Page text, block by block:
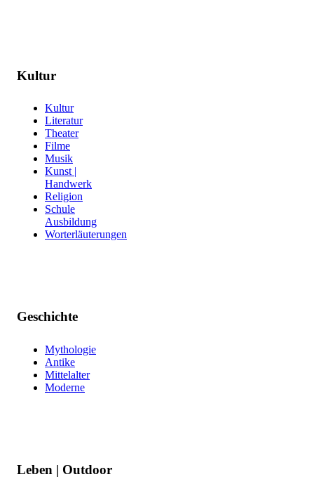
Kultur
Kultur
Literatur
Theater
Filme
Musik
Kunst |
Handwerk
Religion
Schule
Ausbildung
Worterläuterungen
Geschichte
Mythologie
Antike
Mittelalter
Moderne
Leben | Outdoor